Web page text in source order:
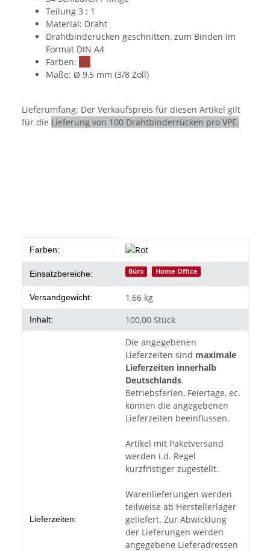
Teilung 3 : 1
Material: Draht
Drahtbinderücken geschnitten, zum Binden im
Format DIN A4
Farben: rot
Maße: Ø 9,5 mm (3/8 Zoll)
Lieferumfang: Der Verkaufspreis für diesen Artikel gilt
für die Lieferung von 100 Drahtbinderrücken pro VPE.
Produkteigenschaft
Wert
Farben:
Einsatzbereiche: Büro Home Office
Versandgewicht: 1,66 kg
Inhalt: 100,00 Stück
Lieferzeiten:
Die angegebenen
Lieferzeiten sind maximale
Lieferzeiten innerhalb
Deutschlands.
Betriebsferien, Feiertage, ec.
können die angegebenen
Lieferzeiten beeinflussen.
Artikel mit Paketversand
werden i.d. Regel
kurzfristiger zugestellt.
Warenlieferungen werden
teilweise ab Herstellerlager
geliefert. Zur Abwicklung
der Lieferungen werden
angegebene Lieferadressen